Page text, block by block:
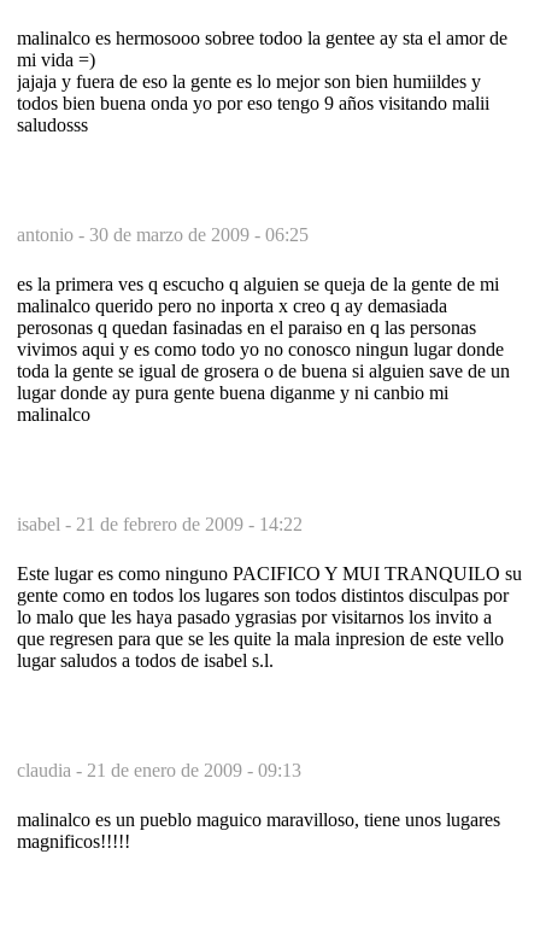
malinalco es hermosooo sobree todoo la gentee ay sta el amor de
mi vida =)
jajaja y fuera de eso la gente es lo mejor son bien humiildes y
todos bien buena onda yo por eso tengo 9 años visitando malii
saludosss
antonio - 30 de marzo de 2009 - 06:25
es la primera ves q escucho q alguien se queja de la gente de mi
malinalco querido pero no inporta x creo q ay demasiada
perosonas q quedan fasinadas en el paraiso en q las personas
vivimos aqui y es como todo yo no conosco ningun lugar donde
toda la gente se igual de grosera o de buena si alguien save de un
lugar donde ay pura gente buena diganme y ni canbio mi
malinalco
isabel - 21 de febrero de 2009 - 14:22
Este lugar es como ninguno PACIFICO Y MUI TRANQUILO su
gente como en todos los lugares son todos distintos disculpas por
lo malo que les haya pasado ygrasias por visitarnos los invito a
que regresen para que se les quite la mala inpresion de este vello
lugar saludos a todos de isabel s.l.
claudia - 21 de enero de 2009 - 09:13
malinalco es un pueblo maguico maravilloso, tiene unos lugares
magnificos!!!!!